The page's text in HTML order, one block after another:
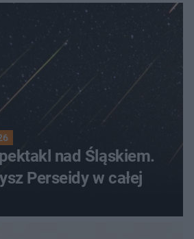
nad Śląskiem.
Perseidy w całej